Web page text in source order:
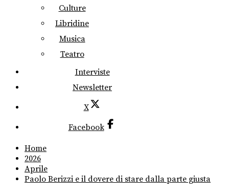
Culture
Libridine
Musica
Teatro
Interviste
Newsletter
X
Facebook
Home
2026
Aprile
Paolo Berizzi e il dovere di stare dalla parte giusta